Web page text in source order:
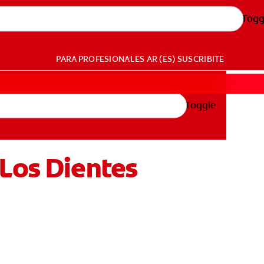
PARA PROFESIONALES AR (ES) SUSCRIBITE
Toggle
Dientes